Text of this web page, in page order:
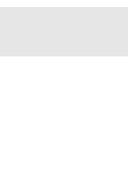
hoofdinhoud